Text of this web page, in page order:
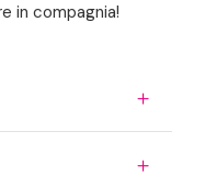
in compagnia!